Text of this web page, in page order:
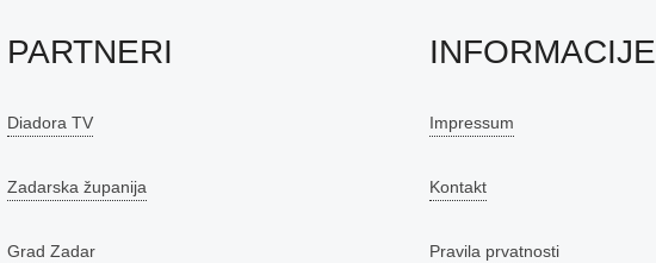
PARTNERI
Diadora TV
Zadarska županija
Grad Zadar
INFORMACIJE
Impressum
Kontakt
Pravila prvatnosti